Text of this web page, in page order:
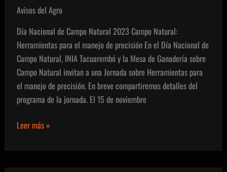
Avisos del Agro
Día Nacional de Campo Natural 2023 Campo Natural:
Herramientas para el manejo de precisión En el Día Nacional de
Campo Natural, INIA Tacuarembó y la Mesa de Ganadería sobre
Campo Natural invitan a una Jornada sobre Herramientas para
el manejo de precisión. En breve compartiremos detalles del
programa de la jornada. El 15 de noviembre
Día
Leer más »